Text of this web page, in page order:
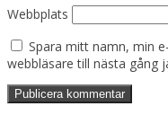
Webbplats
Spara mitt namn, min
webbläsare till nästa gång